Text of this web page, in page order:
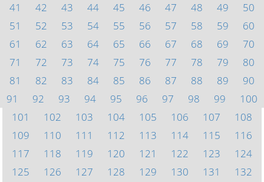
41
42 43 44 45 46 47 48 49
50
51
52 53 54 55 56 57 58 59
60
61
62 63 64 65 66 67 68 69
70
71
72 73 74 75 76 77 78 79
80
81
82 83 84 85 86 87 88 89
90
91
92 93 94 95 96 97 98 99
100
101
102 103 104 105 106 107
108
109
110 111 112 113 114 115
116
117
118 119 120 121 122 123
124
125
126 127 128 129 130 131
132